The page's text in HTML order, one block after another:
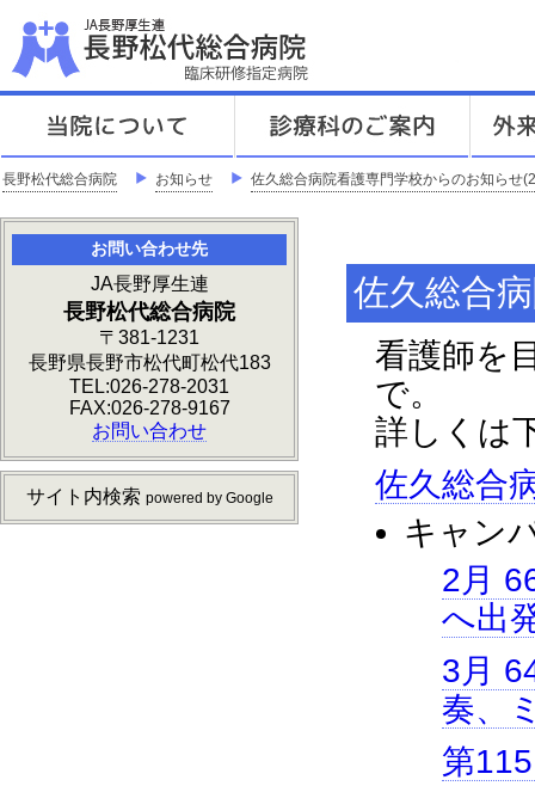
「
長野松代総合病院 ＞
お知らせ ＞
佐久総合病院看護専門学校からのお知らせ
佐久総合
看護師を
で。
詳しくは
佐久総合
キャン
2月
へ出
3月
奏、
第
お問い合わせ先
JA長野厚生連
長野松代総合病院
〒381-1231
長野県長野市松代町松代183
TEL:026-278-2031
FAX:026-278-9167
お問い合わせ
サイト内検索 powered by Google